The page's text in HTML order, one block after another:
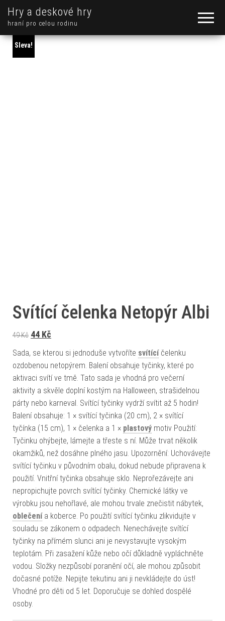
Hry a deskové hry
hraní pro celou rodinu
Sleva!
Svítící čelenka Netopýr Albi
49Kč Původní cena byla: 49 Kč.
44 Kč
Sada, se kterou si jednoduše vytvoříte svítícíčelenku
ozdobenou netopýrem. Balení obsahuje tyčinky, které po
aktivaci svítí ve tmě. Tato sada je vhodná pro večerní
aktivity a skvěle doplní kostým na Halloween, strašidelnou
párty nebo karneval. Svítící tyčinky vydrží svítit až 5 hodin!
Balení obsahuje: 1 × svítící tyčinka (20 cm), 2 × svítící
tyčínka (15 cm), 1 × čelenka a 1 × plastový motiv Použití:
Tyčinku ohýbejte, lámejte a třeste s ní. Může trvat několik
okamžiků, než dosáhne plného jasu. Upozornění: Uchovávejte
svítící tyčinku v původním obalu, dokud nebude připravena k
použití. Vnitřní tyčinka obsahuje sklo. Neprořezávejte ani
nepropichujte povrch svítící tyčinky. Chemické látky ve
výrobku jsou nehořlavé, ale mohou trvale znečistit nábytek,
oblečenía koberce. Po použití svítící tyčinku zlikvidujte v
souladu se zákonem o odpadech. Nenechávejte svítící
tyčinky na přímém slunci ani je nevystavujte vysokým
teplotám. Při zasažení kůže nebo očí důkladně vypláchněte
vodou. Složky nezpůsobí poranění očí, ale mohou způsobit
dočasné potíže. Nepijte tekutinu ani ji nevkládejte do úst!
Vhodné pro děti od 5 let. Doporučuje se dohled dospělé
osoby.